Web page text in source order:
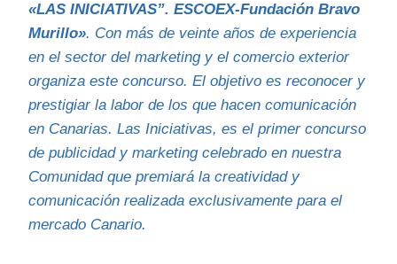
«LAS INICIATIVAS”. ESCOEX-Fundación Bravo
Murillo». Con más de veinte años de experiencia
en el sector del marketing y el comercio exterior
organiza este concurso. El objetivo es reconocer y
prestigiar la labor de los que hacen comunicación
en Canarias. Las Iniciativas, es el primer concurso
de publicidad y marketing celebrado en nuestra
Comunidad que premiará la creatividad y
comunicación realizada exclusivamente para el
mercado Canario.